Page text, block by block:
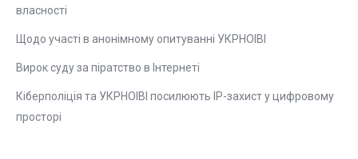
власності
Щодо участі в анонімному опитуванні УКРНОІВІ
Вирок суду за піратство в Інтернеті
Кіберполіція та УКРНОІВІ посилюють ІР-захист у цифровому
просторі